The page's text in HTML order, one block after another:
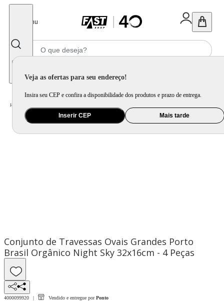
Menu
Veja as ofertas para seu endereço!
Insira seu CEP e confira a disponibilidade dos produtos e prazo de entrega.
Inserir CEP Mais tarde
Home
Conjunto de Travessas Ovais Grandes Porto
Brasil Orgânico Night Sky 32x16cm - 4 Peças
4000099920 Vendido e entregue por Ponto